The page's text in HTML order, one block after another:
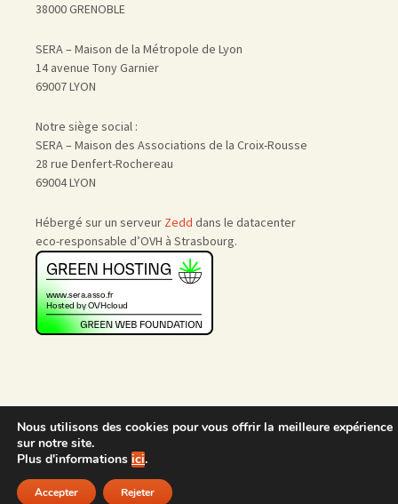
38000 GRENOBLE
SERA – Maison de la Métropole de Lyon
14 avenue Tony Garnier
69007 LYON
Notre siège social :
SERA – Maison des Associations de la Croix-Rousse
28 rue Denfert-Rochereau
69004 LYON
Hébergé sur un serveur Zedd dans le datacenter
eco-responsable d’OVH à Strasbourg.
Accueil | Nous rejoindre
Admin
Nous utilisons des cookies pour vous offrir la meilleure expérience
sur notre site.
Plus d'informations ici.
Accepter Rejeter